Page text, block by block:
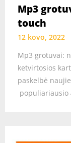
Mp3
touch
12 kovo, 2022
Mp3 grotuvai:
ketvirtosios
paskelbė
populiariausio